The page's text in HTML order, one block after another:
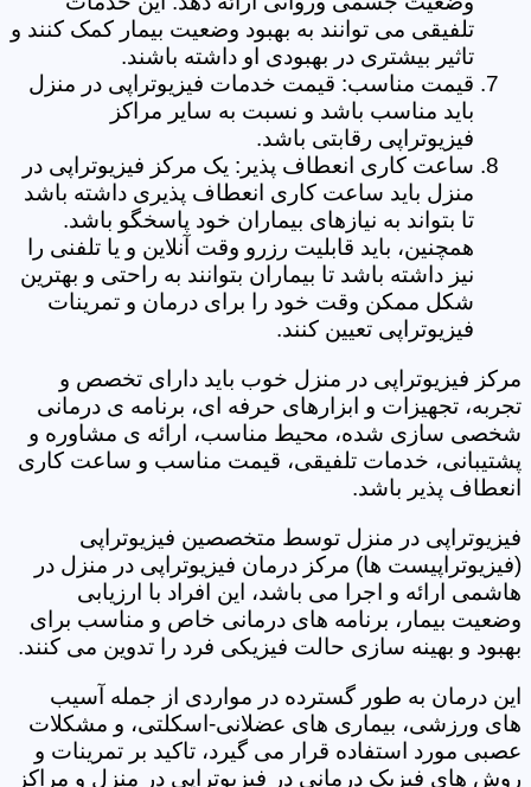
تلفیقی می توانند به بهبود وضعیت بیمار کمک کنند و
تاثیر بیشتری در بهبودی او داشته باشند.
قیمت مناسب: قیمت خدمات فیزیوتراپی در منزل
باید مناسب باشد و نسبت به سایر مراکز
فیزیوتراپی رقابتی باشد.
ساعت کاری انعطاف پذیر: یک مرکز فیزیوتراپی در
منزل باید ساعت کاری انعطاف پذیری داشته باشد
تا بتواند به نیازهای بیماران خود پاسخگو باشد.
همچنین، باید قابلیت رزرو وقت آنلاین و یا تلفنی را
نیز داشته باشد تا بیماران بتوانند به راحتی و بهترین
شکل ممکن وقت خود را برای درمان و تمرینات
فیزیوتراپی تعیین کنند.
مرکز فیزیوتراپی در منزل خوب باید دارای تخصص و
تجربه، تجهیزات و ابزارهای حرفه ای، برنامه ی درمانی
شخصی سازی شده، محیط مناسب، ارائه ی مشاوره و
پشتیبانی، خدمات تلفیقی، قیمت مناسب و ساعت کاری
انعطاف پذیر باشد.
فیزیوتراپی در منزل توسط متخصصین فیزیوتراپی
(فیزیوتراپیست ها) مرکز درمان فیزیوتراپی در منزل در
هاشمی ارائه و اجرا می باشد، این افراد با ارزیابی
وضعیت بیمار، برنامه های درمانی خاص و مناسب برای
بهبود و بهینه سازی حالت فیزیکی فرد را تدوین می کنند.
این درمان به طور گسترده در مواردی از جمله آسیب
های ورزشی، بیماری های عضلانی-اسکلتی، و مشکلات
عصبی مورد استفاده قرار می گیرد، تاکید بر تمرینات و
روش های فیزیک درمانی در فیزیوتراپی در منزل و مراکز